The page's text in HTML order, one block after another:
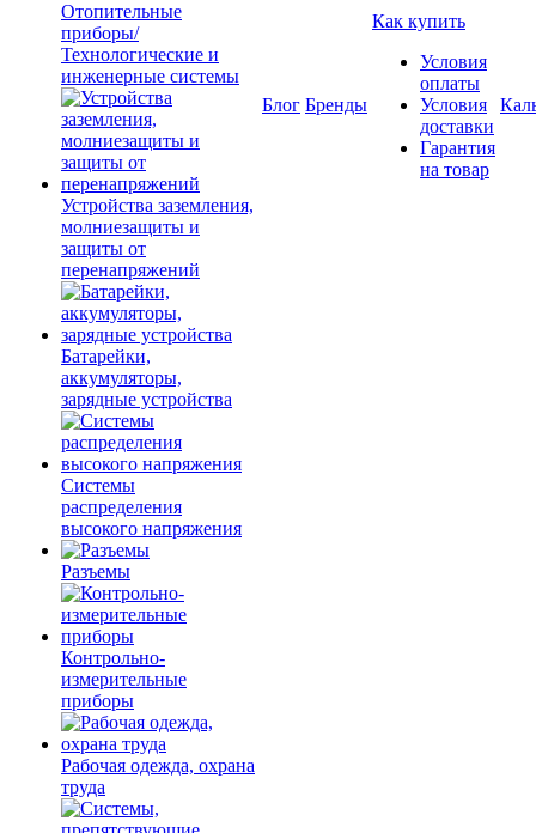
Отопительные
приборы/
Технологические и
инженерные системы
Устройства заземления,
молниезащиты и
защиты от
перенапряжений
Батарейки,
аккумуляторы,
зарядные устройства
Системы
распределения
высокого напряжения
Разъемы
Контрольно-
измерительные
приборы
Рабочая одежда, охрана
труда
Блог Бренды
Как купить
Условия
оплаты
Условия
доставки
Гарантия
на товар